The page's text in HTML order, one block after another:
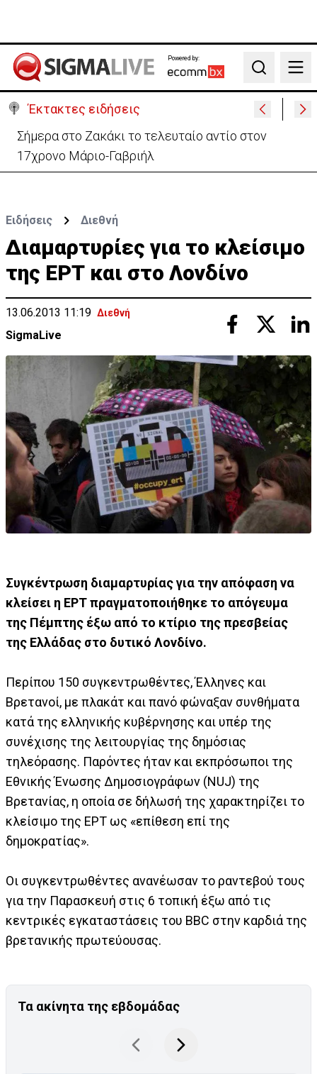
Powered by:
Search
Έκτακτες ειδήσεις
Σήμερα στο Ζακάκι το τελευταίο αντίο στον
17χρονο Μάριο-Γαβριήλ
Ειδήσεις Διεθνή
Διαμαρτυρίες για το κλείσιμο
της ΕΡΤ και στο Λονδίνο
13.06.2013 11:19 Διεθνή
SigmaLive
Συγκέντρωση διαμαρτυρίας για την απόφαση να
κλείσει η ΕΡΤ πραγματοποιήθηκε το απόγευμα
της Πέμπτης έξω από το κτίριο της πρεσβείας
της Ελλάδας στο δυτικό Λονδίνο.
Περίπου 150 συγκεντρωθέντες, Έλληνες και
Βρετανοί, με πλακάτ και πανό φώναξαν συνθήματα
κατά της ελληνικής κυβέρνησης και υπέρ της
συνέχισης της λειτουργίας της δημόσιας
τηλεόρασης. Παρόντες ήταν και εκπρόσωποι της
Εθνικής Ένωσης Δημοσιογράφων (NUJ) της
Βρετανίας, η οποία σε δήλωσή της χαρακτηρίζει το
κλείσιμο της ΕΡΤ ως «επίθεση επί της
δημοκρατίας».
Οι συγκεντρωθέντες ανανέωσαν το ραντεβού τους
για την Παρασκευή στις 6 τοπική έξω από τις
κεντρικές εγκαταστάσεις του BBC στην καρδιά της
βρετανικής πρωτεύουσας.
Τα ακίνητα της εβδομάδας